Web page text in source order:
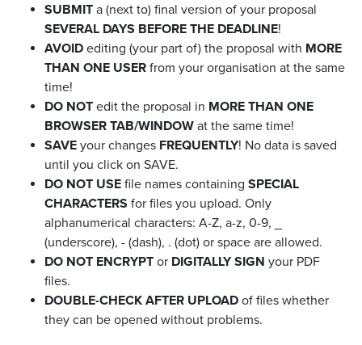
SUBMIT a (next to) final version of your proposal
SEVERAL DAYS BEFORE THE DEADLINE!
AVOID editing (your part of) the proposal with MORE
THAN ONE USER from your organisation at the same
time!
DO NOT edit the proposal in MORE THAN ONE
BROWSER TAB/WINDOW at the same time!
SAVE your changes FREQUENTLY! No data is saved
until you click on SAVE.
DO NOT USE file names containing SPECIAL
CHARACTERS for files you upload. Only
alphanumerical characters: A-Z, a-z, 0-9, _
(underscore), - (dash), . (dot) or space are allowed.
DO NOT ENCRYPT or DIGITALLY SIGN your PDF
files.
DOUBLE-CHECK AFTER UPLOAD of files whether
they can be opened without problems.